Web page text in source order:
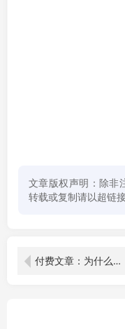
文章版权声明：除非
转载或复制请以超链
付费文章：为什么有钱人不帮穷亲戚？8个维度剖析人性真相，穷人抱团取暖注定穷